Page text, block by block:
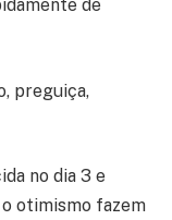
de
preguiça,
no dia 3 e
otimismo fazem